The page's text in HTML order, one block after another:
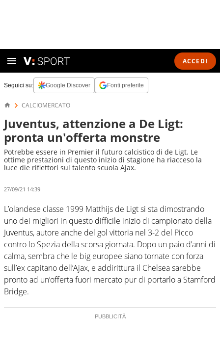
ACCEDI
Seguici su: Google Discover Fonti preferite
CALCIOMERCATO
Juventus, attenzione a De Ligt:
pronta un'offerta monstre
Potrebbe essere in Premier il futuro calcistico di de Ligt. Le
ottime prestazioni di questo inizio di stagione ha riacceso la
luce die riflettori sul talento scuola Ajax.
27/09/21 14:39
L’olandese classe 1999 Matthijs de Ligt si sta dimostrando
uno dei migliori in questo difficile inizio di campionato della
Juventus, autore anche del gol vittoria nel 3-2 del Picco
contro lo Spezia della scorsa giornata. Dopo un paio d’anni di
calma, sembra che le big europee siano tornate con forza
sull’ex capitano dell’Ajax, e addirittura il Chelsea sarebbe
pronto ad un’offerta fuori mercato pur di portarlo a Stamford
Bridge.